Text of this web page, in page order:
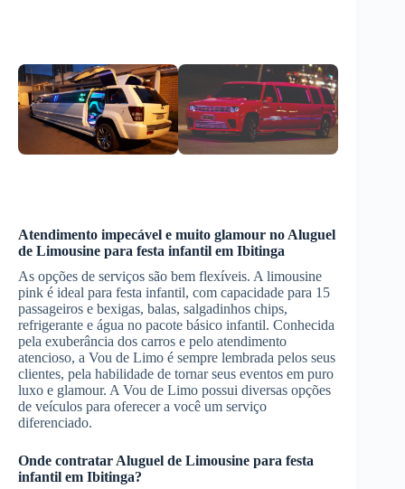
Atendimento impecável e muito glamour no Aluguel
de Limousine para festa infantil em Ibitinga
As opções de serviços são bem flexíveis. A limousine
pink é ideal para festa infantil, com capacidade para 15
passageiros e bexigas, balas, salgadinhos chips,
refrigerante e água no pacote básico infantil. Conhecida
pela exuberância dos carros e pelo atendimento
atencioso, a Vou de Limo é sempre lembrada pelos seus
clientes, pela habilidade de tornar seus eventos em puro
luxo e glamour. A Vou de Limo possui diversas opções
de veículos para oferecer a você um serviço
diferenciado.
Onde contratar Aluguel de Limousine para festa
infantil em Ibitinga?